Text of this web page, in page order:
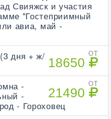
Свияжск и участия
"Гостеприимный
авиа, май -
ОТ
18650
дня + ж/
ОТ
21490
-
-
- Гороховец